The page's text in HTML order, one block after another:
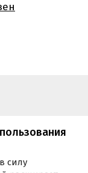
силу